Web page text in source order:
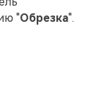
"Обрезка".